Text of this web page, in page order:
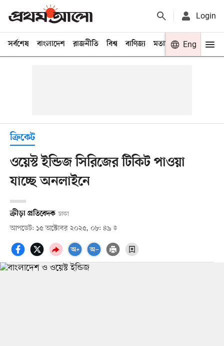
Login
সর্বশেষ বাংলাদেশ রাজনীতি বিশ্ব বাণিজ্য মতামত খেলা
Eng
ক্রিকেট
ওয়েস্ট ইন্ডিজ সিরিজের টিকিট পাওয়া
যাচ্ছে অনলাইনে
ক্রীড়া প্রতিবেদক ঢাকা
আপডেট: ১৫ অক্টোবর ২০২৫, ০৮: ৪৯